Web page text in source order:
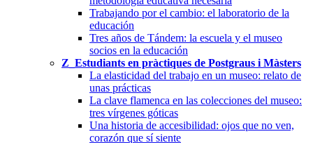
Trabajando por el cambio: el laboratorio de la
educación
Tres años de Tándem: la escuela y el museo
socios en la educación
Z_Estudiants en pràctiques de Postgraus i Màsters
La elasticidad del trabajo en un museo: relato de
unas prácticas
La clave flamenca en las colecciones del museo:
tres vírgenes góticas
Una historia de accesibilidad: ojos que no ven,
corazón que sí siente